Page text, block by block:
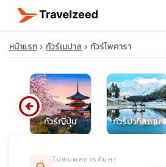
หน้าแรก ทัวร์เนปาล ทัวร์โพคารา
ทัวร์ญี่ปุ่น ทัวร์ปากีสถาน
arrow_circle_left
ไม่พบผลการค้นหา